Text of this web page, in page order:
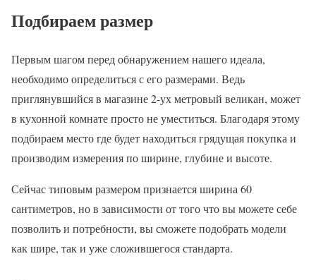
Подбираем размер
Первым шагом перед обнаружением нашего идеала,
необходимо определиться с его размерами. Ведь
приглянувшийся в магазине 2-ух метровый великан, может
в кухонной комнате просто не уместиться. Благодаря этому
подбираем место где будет находиться грядущая покупка и
производим измерения по ширине, глубине и высоте.
Сейчас типовым размером признается ширина 60
сантиметров, но в зависимости от того что вы можете себе
позволить и потребности, вы сможете подобрать модели
как шире, так и уже сложившегося стандарта.